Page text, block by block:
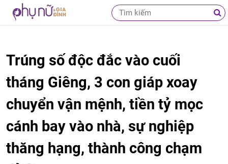
Trúng số độc đắc vào cuối
tháng Giêng, 3 con giáp xoay
chuyển vận mệnh, tiền tỷ mọc
cánh bay vào nhà, sự nghiệp
thăng hạng, thành công chạm